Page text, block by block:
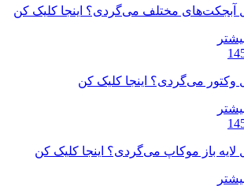
آبجکت‌های مختلف می‌گردی؟ اینجا کلیک کن
وکتور می‌گردی؟ اینجا کلیک کن
لایه باز موکاپ می‌گردی؟ اینجا کلیک کن